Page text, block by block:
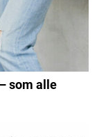
som alle